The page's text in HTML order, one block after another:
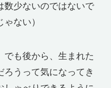
数少ないのではないで
ない）
でも後から、生まれた
ろうって気になってき